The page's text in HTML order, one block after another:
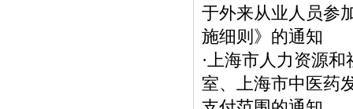
于外来从业人员参
施细则》的通知
·上海市人力资源和
室、上海市中医药